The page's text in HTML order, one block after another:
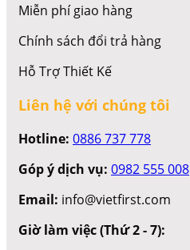
Miễn phí giao hàng
Chính sách đổi trả hàng
Hỗ Trợ Thiết Kế
Liên hệ với chúng tôi
Hotline: 0886 737 778
Góp ý dịch vụ: 0982 555 008
Email: info@vietfirst.com
Giờ làm việc (Thứ 2 - 7):